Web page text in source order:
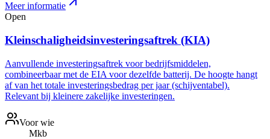
Meer informatie
Open
Kleinschaligheidsinvesteringsaftrek (KIA)
Aanvullende investeringsaftrek voor bedrijfsmiddelen,
combineerbaar met de EIA voor dezelfde batterij. De hoogte hangt
af van het totale investeringsbedrag per jaar (schijventabel).
Relevant bij kleinere zakelijke investeringen.
Voor wie
Mkb